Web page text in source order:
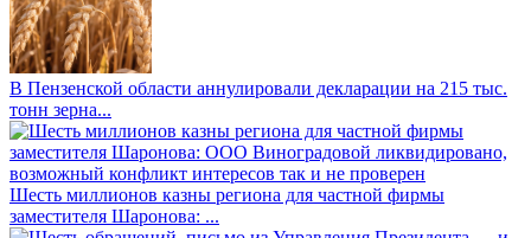
В Пензенской области аннулировали декларации на 215 тыс.
тонн зерна...
Шесть миллионов казны региона для частной фирмы
заместителя Шаронова: ...